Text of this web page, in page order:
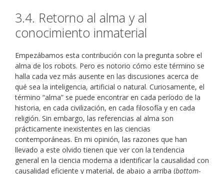
3.4. Retorno al alma y al
conocimiento inmaterial
Empezábamos esta contribución con la pregunta sobre el
alma de los robots. Pero es notorio cómo este término se
halla cada vez más ausente en las discusiones acerca de
qué sea la inteligencia, artificial o natural. Curiosamente, el
término “alma” se puede encontrar en cada período de la
historia, en cada civilización, en cada filosofía y en cada
religión. Sin embargo, las referencias al alma son
prácticamente inexistentes en las ciencias
contemporáneas. En mi opinión, las razones que han
llevado a este olvido tienen que ver con la tendencia
general en la ciencia moderna a identificar la causalidad con
causalidad eficiente y material, de abajo a arriba (bottom-